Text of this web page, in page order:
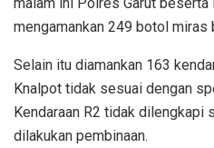
mengamankan 249 botol miras
Selain itu diamankan 163
Knalpot tidak sesuai dengan
Kendaraan R2 tidak dilengkapi
dilakukan pembinaan.